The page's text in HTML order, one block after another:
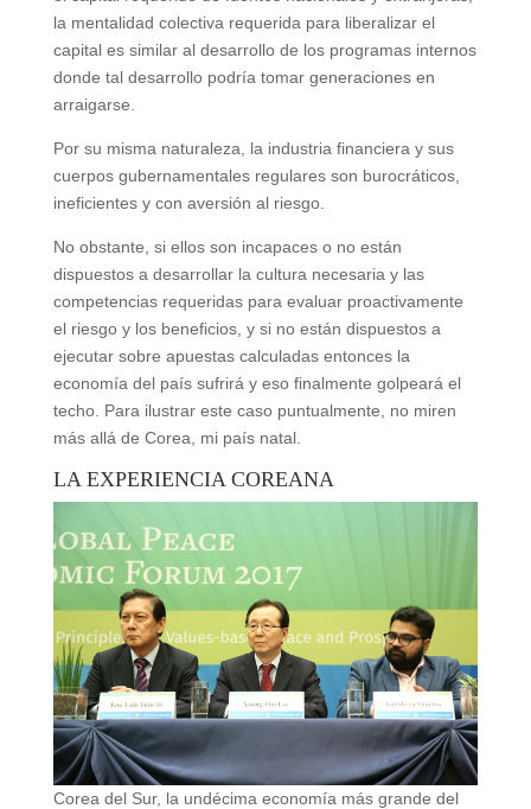
la mentalidad colectiva requerida para liberalizar el
capital es similar al desarrollo de los programas internos
donde tal desarrollo podría tomar generaciones en
arraigarse.
Por su misma naturaleza, la industria financiera y sus
cuerpos gubernamentales regulares son burocráticos,
ineficientes y con aversión al riesgo.
No obstante, si ellos son incapaces o no están
dispuestos a desarrollar la cultura necesaria y las
competencias requeridas para evaluar proactivamente
el riesgo y los beneficios, y si no están dispuestos a
ejecutar sobre apuestas calculadas entonces la
economía del país sufrirá y eso finalmente golpeará el
techo. Para ilustrar este caso puntualmente, no miren
más allá de Corea, mi país natal.
LA EXPERIENCIA COREANA
Corea del Sur, la undécima economía más grande del